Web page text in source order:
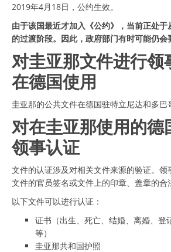
2019年4月18日，公约生效。
由于该国最近才加入《公约》，当前正处
的过渡阶段。因此，政府部门有时可能仍会
对圭亚那文件进行领
在德国使用
圭亚那的公共文件在德国驻特立尼达和多巴
对在圭亚那使用的德
领事认证
文件的认证涉及对相关文件来源的验证。
文件的官员签名或文件上的印章、盖章的合
以下文件可以进行认证：
证书（出生、死亡、结婚、离婚、登
等）
圭亚那共和国护照